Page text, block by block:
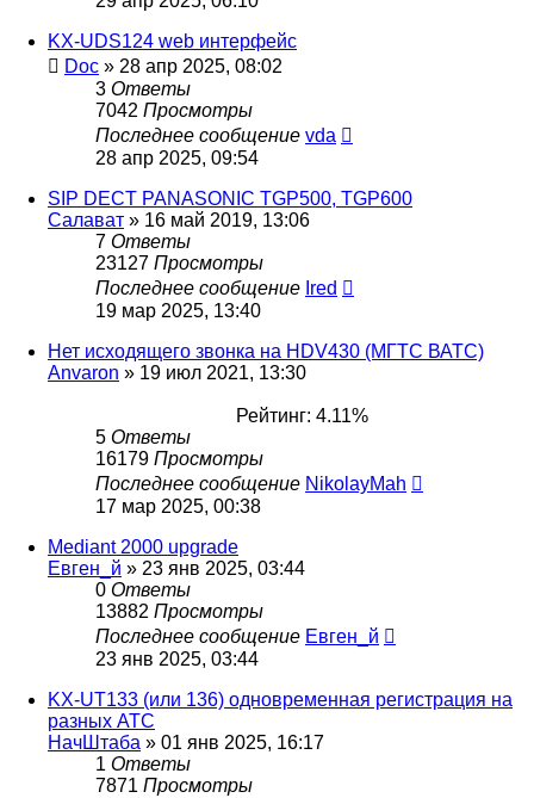
KX-UDS124 web интерфейс
Doc » 28 апр 2025, 08:02
3 Ответы
7042 Просмотры
Последнее сообщение vda
28 апр 2025, 09:54
SIP DECT PANASONIC TGP500, TGP600
Салават » 16 май 2019, 13:06
7 Ответы
23127 Просмотры
Последнее сообщение Ired
19 мар 2025, 13:40
Нет исходящего звонка на HDV430 (МГТС ВАТС)
Anvaron » 19 июл 2021, 13:30
Рейтинг: 4.11%
5 Ответы
16179 Просмотры
Последнее сообщение NikolayMah
17 мар 2025, 00:38
Mediant 2000 upgrade
Евген_й » 23 янв 2025, 03:44
0 Ответы
13882 Просмотры
Последнее сообщение Евген_й
23 янв 2025, 03:44
KX-UT133 (или 136) одновременная регистрация на
разных АТС
НачШтаба » 01 янв 2025, 16:17
1 Ответы
7871 Просмотры